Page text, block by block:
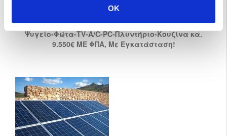
OK
Αυτόνομο 10-23kWh !!
Ψυγείο-Φώτα-TV-A/C-PC-Πλυντήριο-Κουζίνα κα.
9.550€ ΜΕ ΦΠΑ, Με Εγκατάσταση!